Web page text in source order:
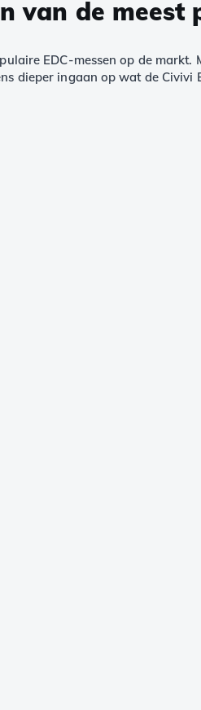
van de meest
EDC-messen op de
dieper ingaan op wat de Civivi